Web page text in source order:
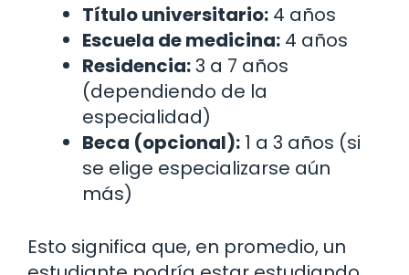
Título universitario: 4 años
Escuela de medicina: 4 años
Residencia:3 a 7 años
(dependiendo de la
especialidad)
Beca (opcional): 1 a 3 años (si
se elige especializarse aún
más)
Esto significa que, en promedio, un